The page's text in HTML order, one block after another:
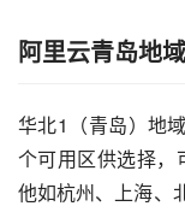
阿里云青岛地
华北1（青岛）地
个可用区供选择，
他如杭州、上海、